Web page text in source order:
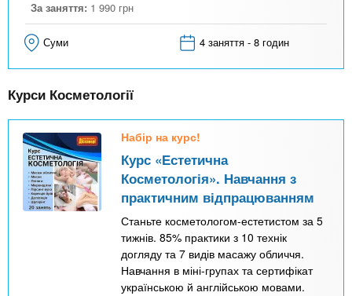
За заняття: 1 990 грн
Суми 4 заняття - 8 годин
Курси Косметології
Набір на курс!
Курс «Естетична
Косметологія». Навчання з
практичним відпрацюванням
Станьте косметологом-естетистом за 5
тижнів. 85% практики з 10 технік
догляду та 7 видів масажу обличчя.
Навчання в міні-групах та сертифікат
українською й англійською мовами.